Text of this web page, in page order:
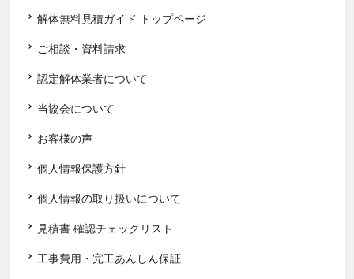
解体無料見積ガイド トップページ
ご相談・資料請求
認定解体業者について
当協会について
お客様の声
個人情報保護方針
個人情報の取り扱いについて
見積書 確認チェックリスト
工事費用・完工あんしん保証